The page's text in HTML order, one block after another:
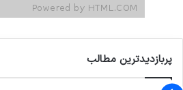
پربازدیدترین مطالب